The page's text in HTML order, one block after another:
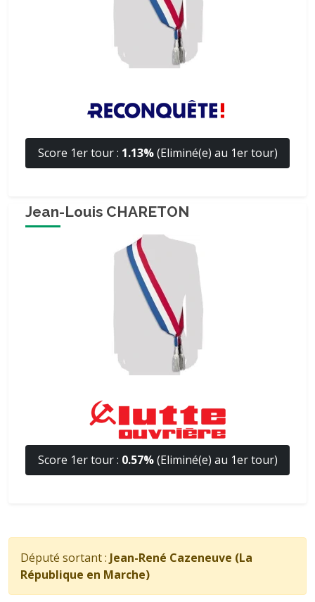
Score 1er tour : 1.13%(Eliminé(e) au 1er tour)
Jean-Louis CHARETON
Score 1er tour : 0.57%(Eliminé(e) au 1er tour)
Député sortant : Jean-René Cazeneuve (La
République en Marche)